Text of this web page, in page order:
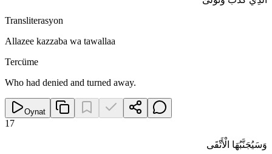
Transliterasyon
Allazee kazzaba wa tawallaa
Tercüme
Who had denied and turned away.
Oynat
17
وَسَيُجَنَّبُهَا الْأَتْقَى